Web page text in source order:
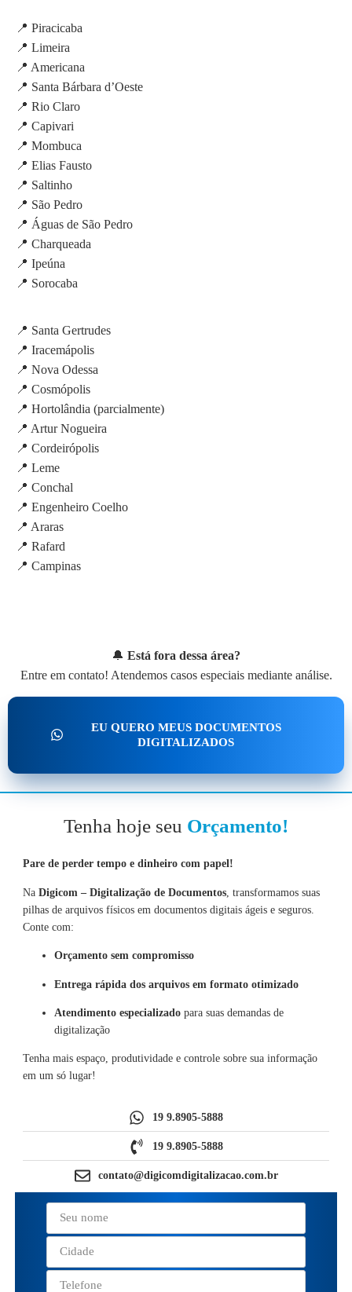
📍 Piracicaba
📍 Limeira
📍 Americana
📍 Santa Bárbara d’Oeste
📍 Rio Claro
📍 Capivari
📍 Mombuca
📍 Elias Fausto
📍 Saltinho
📍 São Pedro
📍 Águas de São Pedro
📍 Charqueada
📍 Ipeúna
📍 Sorocaba
📍 Santa Gertrudes
📍 Iracemápolis
📍 Nova Odessa
📍 Cosmópolis
📍 Hortolândia (parcialmente)
📍 Artur Nogueira
📍 Cordeirópolis
📍 Leme
📍 Conchal
📍 Engenheiro Coelho
📍 Araras
📍 Rafard
📍 Campinas
🔔 Está fora dessa área?
Entre em contato! Atendemos casos especiais mediante análise.
EU QUERO MEUS DOCUMENTOS
DIGITALIZADOS
Tenha hoje seu Orçamento!
Pare de perder tempo e dinheiro com papel!
Na Digicom – Digitalização de Documentos, transformamos suas
pilhas de arquivos físicos em documentos digitais ágeis e seguros.
Conte com:
Orçamento sem compromisso
Entrega rápida dos arquivos em formato otimizado
Atendimento especializadopara suas demandas de
digitalização
Tenha mais espaço, produtividade e controle sobre sua informação
em um só lugar!
19 9.8905-5888
19 9.8905-5888
contato@digicomdigitalizacao.com.br